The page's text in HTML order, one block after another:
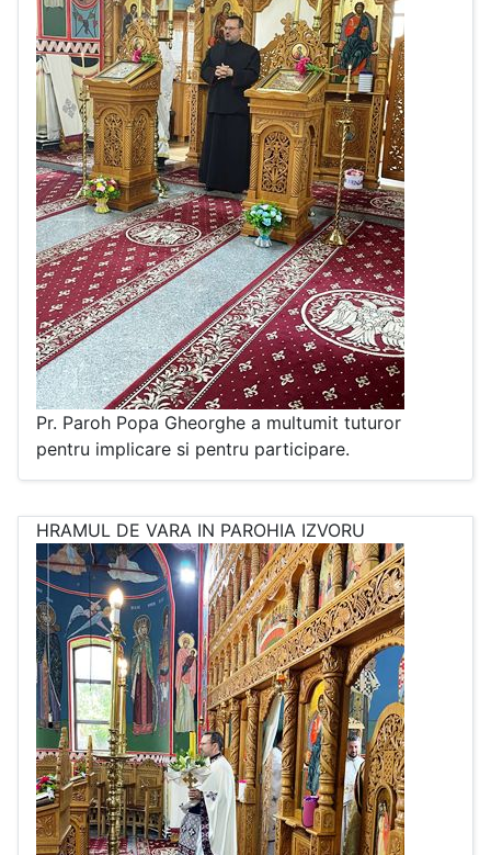
Pr. Paroh Popa Gheorghe a multumit tuturor
pentru implicare si pentru participare.
HRAMUL DE VARA IN PAROHIA IZVORU